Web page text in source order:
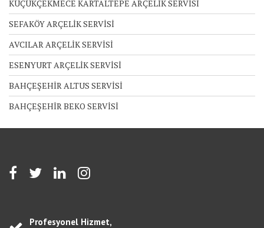
KÜÇÜKÇEKMECE KARTALTEPE ARÇELİK SERVİSİ
SEFAKÖY ARÇELİK SERVİSİ
AVCILAR ARÇELİK SERVİSİ
ESENYURT ARÇELİK SERVİSİ
BAHÇEŞEHİR ALTUS SERVİSİ
BAHÇEŞEHİR BEKO SERVİSİ
Profesyonel Hizmet,